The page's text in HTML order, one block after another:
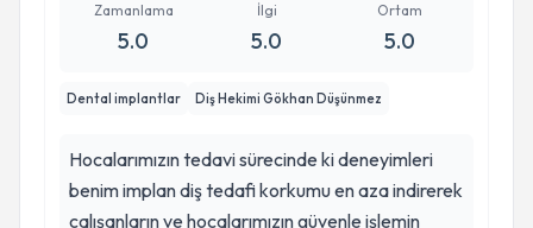
Zamanlama
5.0
İlgi
5.0
Ortam
5.0
Dental implantlar Diş Hekimi Gökhan Düşünmez
Hocalarımızın tedavi sürecinde ki deneyimleri
benim implan diş tedafi korkumu en aza indirerek
calışanların ve hocalarımızın güvenle işlemin